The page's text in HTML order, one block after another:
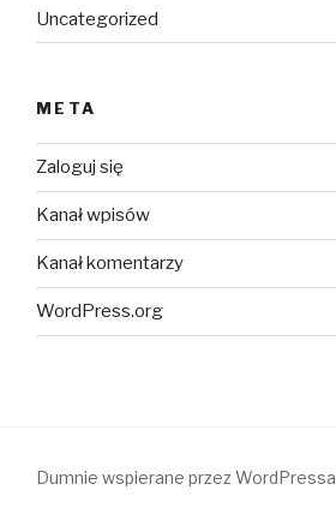
Uncategorized
META
Zaloguj się
Kanał wpisów
Kanał komentarzy
WordPress.org
Dumnie wspierane przez WordPressa